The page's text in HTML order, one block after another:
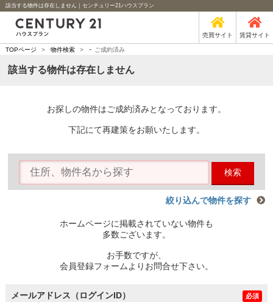
該当する物件は存在しません｜センチュリー21ハウスプラン
売買サイト 賃貸サイト
TOPページ > 物件検索 > - ご成約済み
該当する物件は存在しません
お探しの物件はご成約済みとなっております。
下記にて再建策をお願いたします。
検索
絞り込んで物件を探す
ホームページに掲載されていない物件も
多数ございます。
お手数ですが、
会員登録フォームよりお問合せ下さい。
メールアドレス（ログインID） 必須